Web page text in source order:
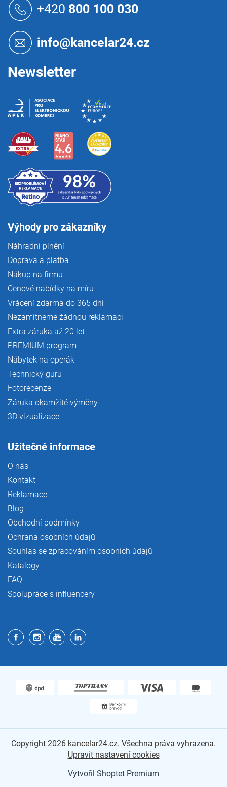
+420 800 100 030
info@kancelar24.cz
Newsletter
Výhody pro zákazníky
Náhradní plnění
Doprava a platba
Nákup na firmu
Cenové nabídky na míru
Vrácení zdarma do 365 dní
Nezamítneme žádnou reklamaci
Extra záruka až 20 let
PREMIUM program
Nábytek na operák
Technický guru
Fotorecenze
Záruka okamžité výměny
3D vizualizace
Užitečné informace
O nás
Kontakt
Reklamace
Blog
Obchodní podmínky
Ochrana osobních údajů
Souhlas se zpracováním osobních údajů
Katalogy
FAQ
Spolupráce s influencery
Vytvořil Shoptet Premium
Copyright 2026 kancelar24.cz. Všechna práva vyhrazena.
Upravit nastavení cookies